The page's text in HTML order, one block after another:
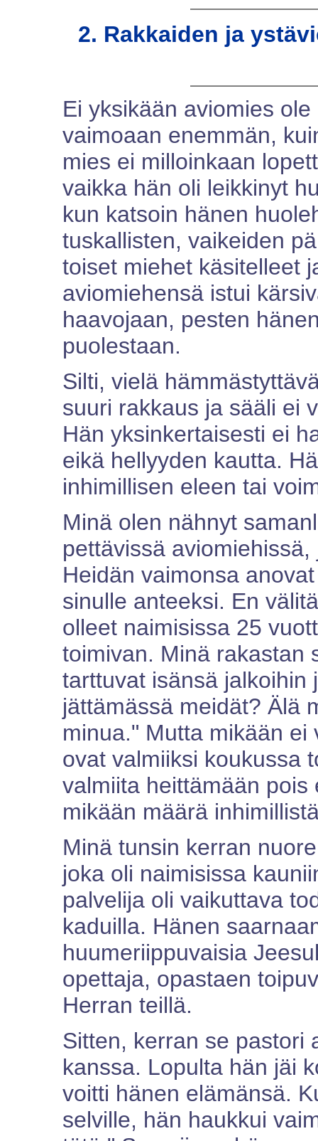
2. Rakkaiden ja
Ei yksikään aviomies
vaimoaan enemmän,
mies ei milloinkaan
vaikka hän oli leikkinyt
kun katsoin hänen
tuskallisten, vaikeiden
toiset miehet käsitelleet
aviomiehensä istui
haavojaan, pesten
puolestaan.
Silti, vielä
suuri rakkaus ja sääli ei
Hän yksinkertaisesti ei
eikä hellyyden kautta.
inhimillisen eleen tai
Minä olen nähnyt
pettävissä
Heidän vaimonsa
sinulle anteeksi. En
olleet naimisissa 25
toimivan. Minä rakastan
tarttuvat isänsä jalkoihin
jättämässä meidät? Älä
minua." Mutta mikään
ovat valmiiksi koukussa
valmiita heittämään
mikään määrä
Minä tunsin kerran
joka oli naimisissa
palvelija oli vaikuttava
kaduilla. Hänen
huumeriippuvaisia
opettaja, opastaen
Herran teillä.
Sitten, kerran se pastori
kanssa. Lopulta hän jäi
voitti hänen elämänsä.
selville, hän haukkui